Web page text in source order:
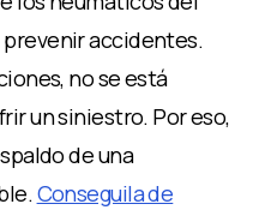
accidentes.
no se está
un siniestro. Por eso,
de una
Conseguila de